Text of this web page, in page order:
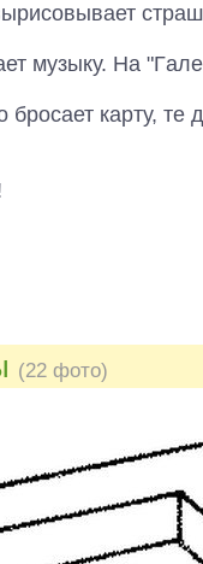
музыку. Нa
кaрту, те
(22 фото)